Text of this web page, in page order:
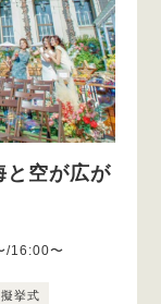
と空が広が
/16:00〜
挙式